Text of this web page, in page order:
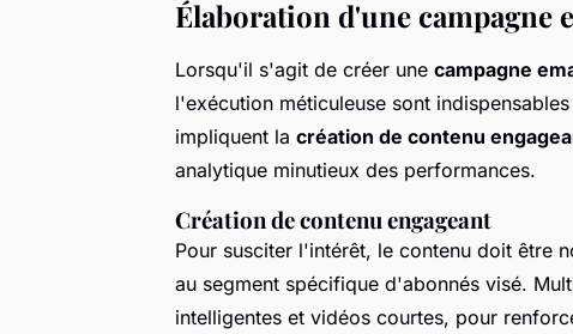
Élaboration d'une campagne
Lorsqu'il s'agit de créer une campagne
l'exécution méticuleuse sont
impliquent la création de contenu
analytique minutieux des performances.
Création de contenu engageant
Pour susciter l'intérêt, le contenu doit être
au segment spécifique d'abonnés visé.
intelligentes et vidéos courtes, pour